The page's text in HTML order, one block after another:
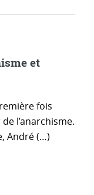
et
fois
l’anarchisme.
André (…)